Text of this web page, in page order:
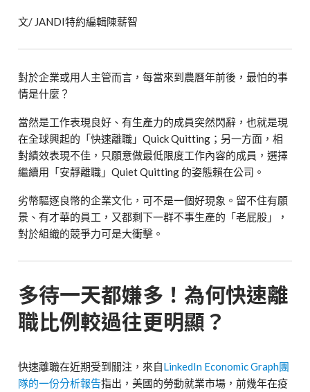
文/ JANDI特約編輯陳薪智
對於企業或用人主管而言，每當來到農曆年前後，最怕的事
情是什麼？
當然是工作表現良好、有生產力的成員突然閃辭，也就是現
在全球興起的「快速離職」Quick Quitting；另一方面，相
對績效表現不佳，只願意做最低限度工作內容的成員，選擇
繼續用「安靜離職」Quiet Quitting 的姿態賴在公司。
劣幣驅逐良幣的企業文化，可不是一個好現象。留不住有願
景、有才華的員工，又都剩下一群不事生產的「老屁股」，
對於組織的競爭力可是大衝擊。
多待一天都嫌多！為何快速離
職比例較過往更明顯？
快速離職在近期受到關注，來自LinkedIn Economic Graph團
隊的一份分析報告指出，美國的勞動就業市場，前幾年在疫